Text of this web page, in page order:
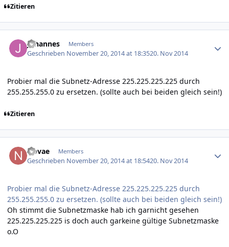
Zitieren
Johannes Members
Geschrieben November 20, 2014 at 18:3520. Nov 2014
Probier mal die Subnetz-Adresse 225.225.225.225 durch
255.255.255.0 zu ersetzen. (sollte auch bei beiden gleich sein!)
Zitieren
Novae Members
Geschrieben November 20, 2014 at 18:5420. Nov 2014
Probier mal die Subnetz-Adresse 225.225.225.225 durch
255.255.255.0 zu ersetzen. (sollte auch bei beiden gleich sein!)
Oh stimmt die Subnetzmaske hab ich garnicht gesehen
225.225.225.225 is doch auch garkeine gültige Subnetzmaske
o.O